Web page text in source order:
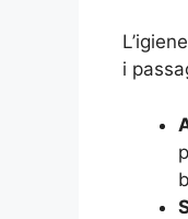
i